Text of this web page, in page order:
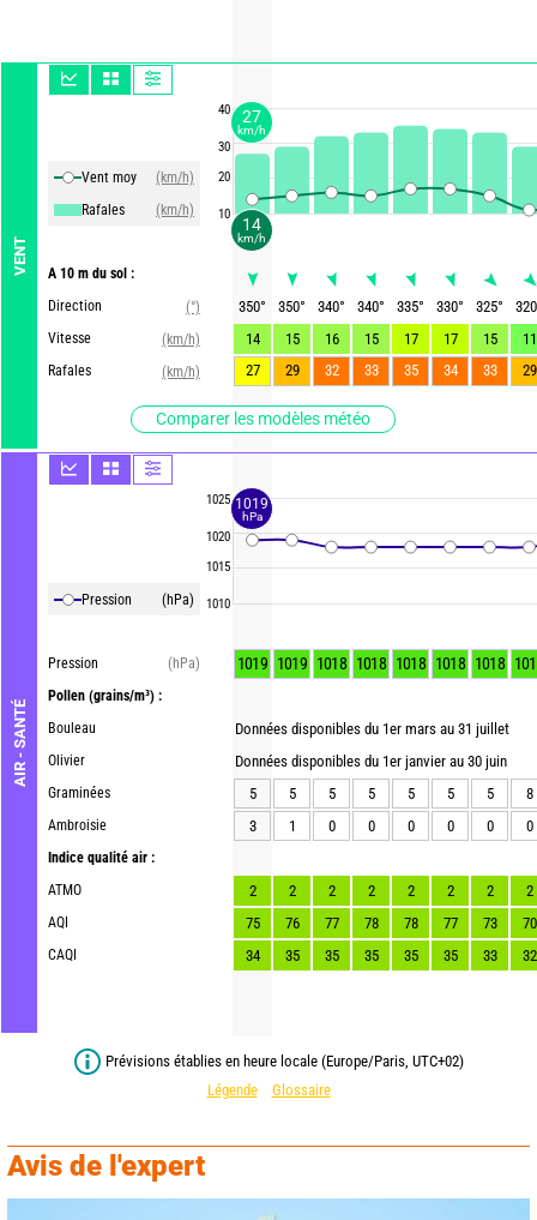
VENT
Vent moy
(km/h)
Rafales
(km/h)
A 10 m du sol :
Direction
(°)
Vitesse
(km/h)
Rafales
(km/h)
Comparer les modèles météo
AIR - SANTÉ
Pression (hPa)
Pression
(hPa)
Pollen (grains/m³) :
Bouleau
Olivier
Graminées
Ambroisie
Indice qualité air :
ATMO
AQI
CAQI
40
30
20
10
1025
1020
1015
1010
350° 350° 340° 340° 335° 330° 325°
320
14
15 16 15 17 17 15
11
27
29 32 33 35 34 33 29
1019 1019 1018 1018 1018 1018 1018
Données disponibles du 1er mars au 31 juillet
Données disponibles du 1er janvier au 30 juin
5
5 5 5 5 5 5
8
3
1 0 0 0 0 0 0
2 2 2 2 2 2 2
2
75
76 77 78 78 77 73
70
34
35 35 35 35 35 33 32
Prévisions établies en heure locale (Europe/Paris, UTC+02)
Légende
Glossaire
Avis de l'expert
14
km/h
27
km/h
1019
hPa